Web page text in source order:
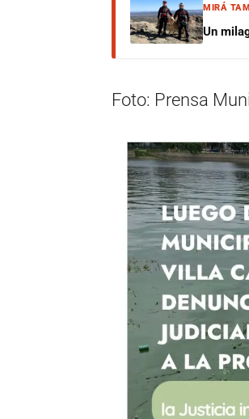
MIRÁ
Un
Foto: Prensa